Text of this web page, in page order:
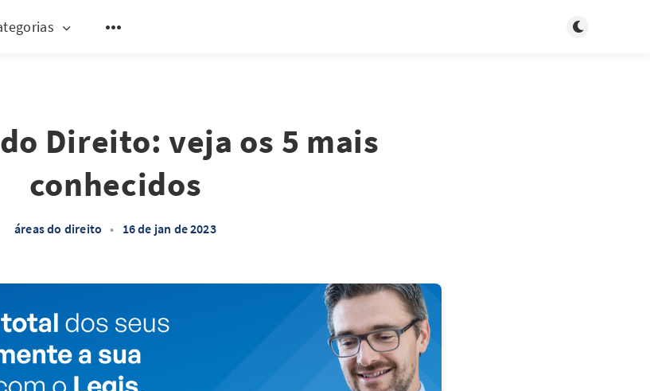
Toggle dark
Direito: veja os 5 mais
conhecidos
áreas do direito • 16 de jan de 2023